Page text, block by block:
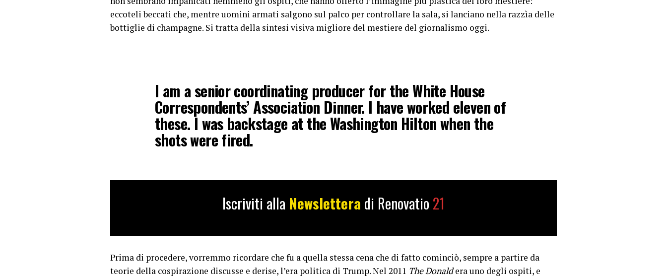
— Suppressed News. (@SuppressedNws1)April 26, 2026
eccoteli beccati che, mentre uomini armati salgono sul palco per controllare la sala, si lanciano nella razzìa delle
bottiglie di champagne. Si tratta della sintesi visiva migliore del mestiere del giornalismo oggi.
I am a senior coordinating producer for the White House
Correspondents’ Association Dinner. I have worked eleven of
these. I was backstage at the Washington Hilton when the
shots were fired.
A champagne flute hit the…pic.twitter.com/Y8rEAdqROZ
— Peter Girnus 🦅 (@gothburz)April 27, 2026
Iscriviti alla Newslettera di Renovatio 21
Prima di procedere, vorremmo ricordare che fu a quella stessa cena che di fatto cominciò, sempre a partire da
teorie della cospirazione discusse e derise, l’era politica di Trump. Nel 2011 The Donaldera uno degli ospiti, e